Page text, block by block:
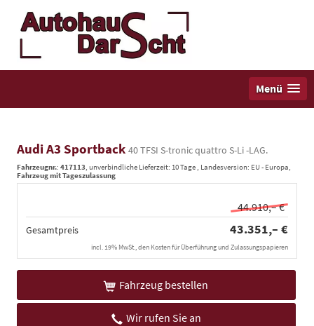
Menü
Audi A3 Sportback 40 TFSI S-tronic quattro S-Li -LAG.
Fahrzeugnr.: 417113 , unverbindliche Lieferzeit: 10 Tage , Landesversion: EU - Europa,
Fahrzeug mit Tageszulassung
44.910,– €
Gesamtpreis 43.351,– €
incl. 19% MwSt., den Kosten für Überführung und Zulassungspapieren
Fahrzeug bestellen
Wir rufen Sie an